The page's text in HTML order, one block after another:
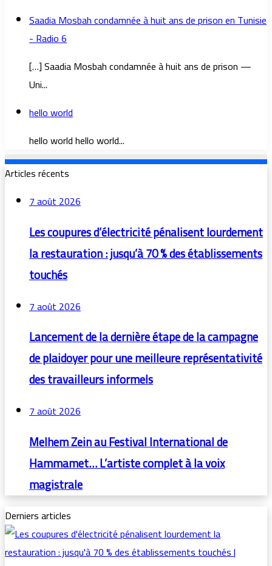
Saadia Mosbah condamnée à huit ans de prison en Tunisie
- Radio 6
[…] Saadia Mosbah condamnée à huit ans de prison —
Uni...
hello world
hello world hello world...
Articles récents
7 août 2026
Les coupures d’électricité pénalisent lourdement
la restauration : jusqu’à 70 % des établissements
touchés
7 août 2026
Lancement de la dernière étape de la campagne
de plaidoyer pour une meilleure représentativité
des travailleurs informels
7 août 2026
Melhem Zein au Festival International de
Hammamet… L’artiste complet à la voix
magistrale
Derniers articles